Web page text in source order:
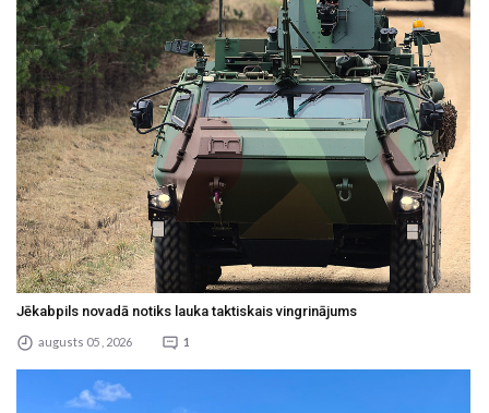
Jēkabpils novadā notiks lauka taktiskais vingrinājums
augusts 05 , 2026 1